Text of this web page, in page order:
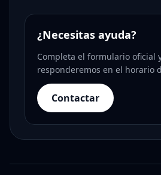
¿Necesitas ayuda?
Completa el formulario oficial
responderemos en el horario
Contactar